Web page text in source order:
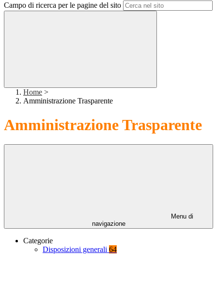
Campo di ricerca per le pagine del sito
Home >
Amministrazione Trasparente
Amministrazione Trasparente
Menu di
navigazione
Categorie
Disposizioni generali 64